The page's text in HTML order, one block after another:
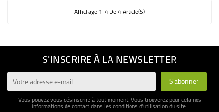
Affichage 1-4 De 4 Article(s)
S'INSCRIRE À LA NEWSLETTER
Vous pouvez vous désinscrire à tout moment. Vous trouverez pour cela nos
informations de contact dans les conditions d'utilisation du site.